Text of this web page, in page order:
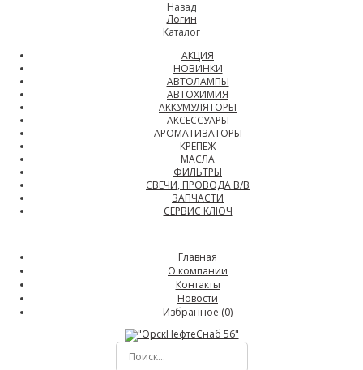
Назад
Логин
Каталог
АКЦИЯ
НОВИНКИ
АВТОЛАМПЫ
АВТОХИМИЯ
АККУМУЛЯТОРЫ
АКСЕССУАРЫ
АРОМАТИЗАТОРЫ
КРЕПЕЖ
МАСЛА
ФИЛЬТРЫ
СВЕЧИ, ПРОВОДА В/В
ЗАПЧАСТИ
СЕРВИС КЛЮЧ
Главная
О компании
Контакты
Новости
Избранное (0)